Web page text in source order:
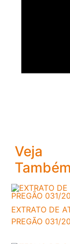
Veja
Também
EXTRATO DE
PREGÃO 031/